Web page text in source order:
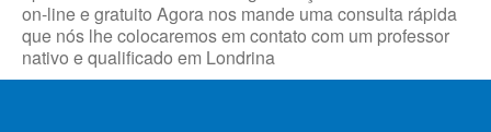
on-line e gratuito Agora nos mande uma consulta rápida
que nós lhe colocaremos em contato com um professor
nativo e qualificado em Londrina